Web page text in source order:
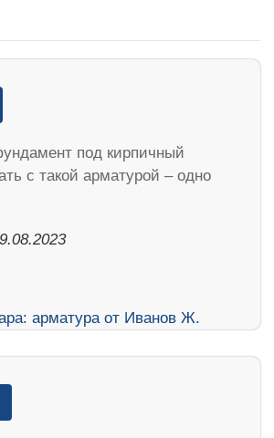
под кирпичный
с такой арматурой – одно